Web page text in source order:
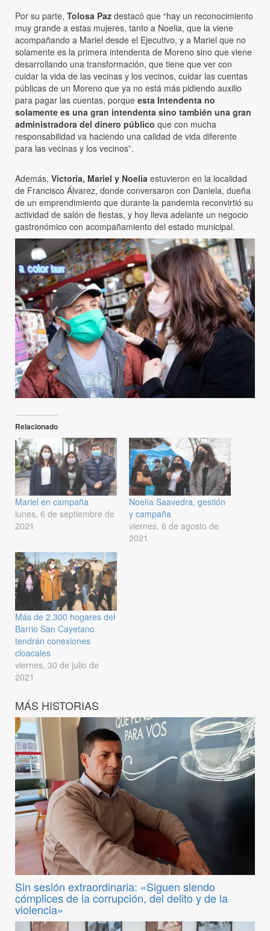
Por su parte, Tolosa Paz destacó que “hay un reconocimiento
muy grande a estas mujeres, tanto a Noelia, que la viene
acompañando a Mariel desde el Ejecutivo, y a Mariel que no
solamente es la primera intendenta de Moreno sino que viene
desarrollando una transformación, que tiene que ver con
cuidar la vida de las vecinas y los vecinos, cuidar las cuentas
públicas de un Moreno que ya no está más pidiendo auxilio
para pagar las cuentas, porque esta Intendenta no
solamente es una gran intendenta sino también una gran
administradora del dinero público que con mucha
responsabilidad va haciendo una calidad de vida diferente
para las vecinas y los vecinos”.
Además, Victoria, Mariel y Noelia estuvieron en la localidad
de Francisco Álvarez, donde conversaron con Daniela, dueña
de un emprendimiento que durante la pandemia reconvirtió su
actividad de salón de fiestas, y hoy lleva adelante un negocio
gastronómico con acompañamiento del estado municipal.
Relacionado
Mariel en campaña
lunes, 6 de septiembre de
2021
Noelía Saavedra, gestión
y campaña
viernes, 6 de agosto de
2021
Más de 2.300 hogares del
Barrio San Cayetano
tendrán conexiones
cloacales
viernes, 30 de julio de
2021
MÁS HISTORIAS
Sin sesión extraordinaria: «Siguen siendo
cómplices de la corrupción, del delito y de la
violencia»